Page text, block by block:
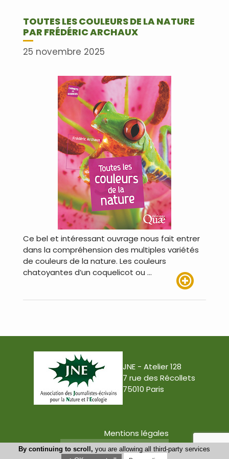
TOUTES LES COULEURS DE LA NATURE
PAR FRÉDÉRIC ARCHAUX
25 novembre 2025
Ce bel et intéressant ouvrage nous fait entrer
dans la compréhension des multiples variétés
de couleurs de la nature. Les couleurs
chatoyantes d’un coquelicot ou …
JNE - Atelier 128
7 rue des Récollets
75010 Paris
Mentions légales
Conception : Tabula Rasa
By continuing to scroll, you are allowing all third-party services